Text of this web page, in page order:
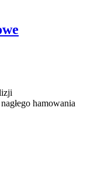
hamowania